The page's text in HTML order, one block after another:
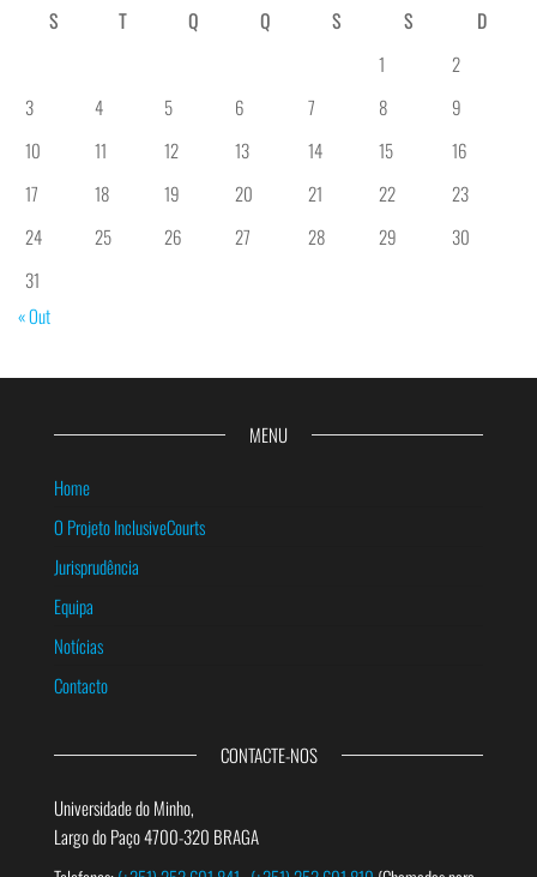
S
T Q Q S S
D
1
2
3
4 5 6 7 8
9
10
11 12 13 14 15
16
17
18 19 20 21 22
23
24
25 26 27 28 29
30
31
« Out
MENU
Home
O Projeto InclusiveCourts
Jurisprudência
Equipa
Notícias
Contacto
CONTACTE-NOS
Universidade do Minho,
Largo do Paço 4700-320 BRAGA